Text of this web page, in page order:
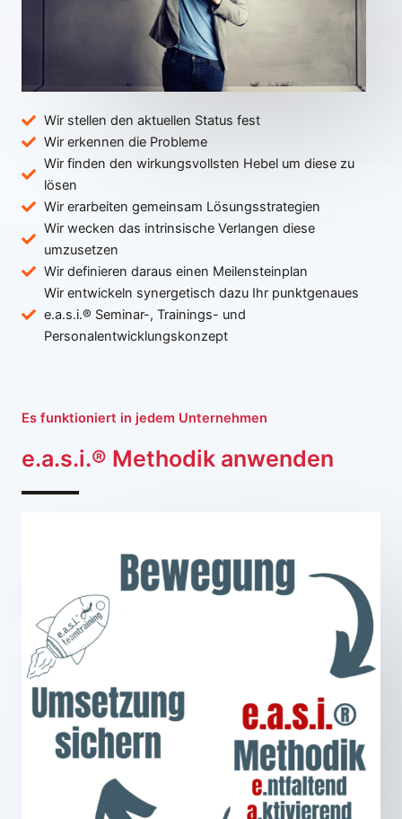
Wir stellen den aktuellen Status fest
Wir erkennen die Probleme
Wir finden den wirkungsvollsten Hebel um diese zu
lösen
Wir erarbeiten gemeinsam Lösungsstrategien
Wir wecken das intrinsische Verlangen diese
umzusetzen
Wir definieren daraus einen Meilensteinplan
Wir entwickeln synergetisch dazu Ihr punktgenaues
e.a.s.i.® Seminar-, Trainings- und
Personalentwicklungskonzept
Es funktioniert in jedem Unternehmen
e.a.s.i.® Methodik anwenden